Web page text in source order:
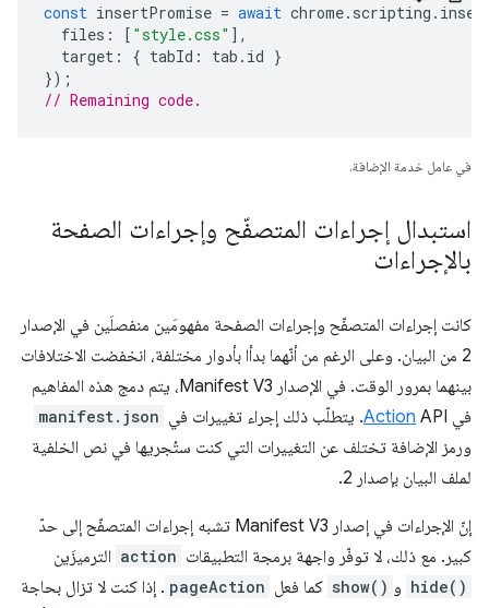
const insertPromise = await chrome. scripting .
files : [ "style.css" ],
target : { tabId : tab . id }
});
// Remaining code.
في عامل خدمة الإضافة.
استبدال إجراءات المتصفّح وإجراءات الصفحة
بالإجراءات
كانت إجراءات المتصفّح وإجراءات الصفحة مفهومَين منفصلَين في الإصدار
2 من البيان. وعلى الرغم من أنّهما بدأا بأدوار مختلفة، انخفضت الاختلافات
بينهما بمرور الوقت. في الإصدار Manifest V3، يتم دمج هذه المفاهيم
في
Action API. يتطلّب ذلك إجراء تغييرات في manifest.json
ورمز الإضافة تختلف عن التغييرات التي كنت ستُجريها في نص الخلفية
لملف البيان بإصدار 2.
إنّ الإجراءات في إصدار Manifest V3 تشبه إجراءات المتصفّح إلى حدّ
كبير. مع ذلك، لا توفّر واجهة برمجة التطبيقات action الترميزَين
hide() و show() كما فعل pageAction . إذا كنت لا تزال بحاجة